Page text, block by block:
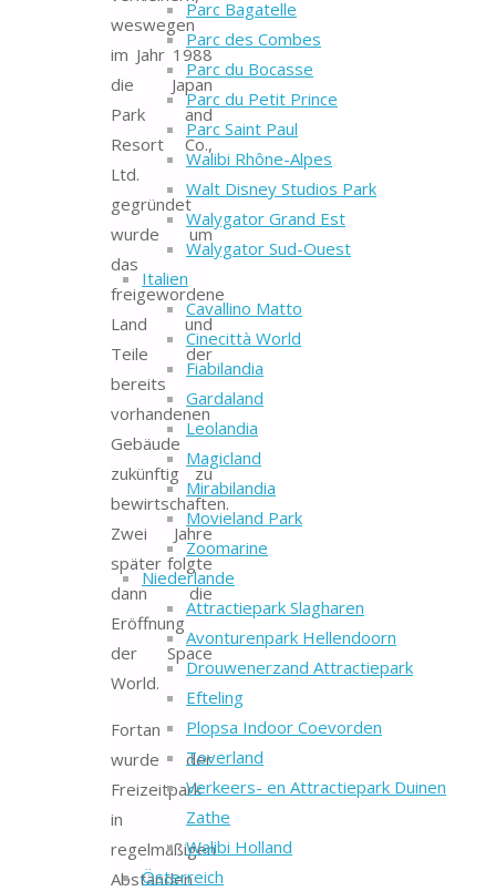
Parc Bagatelle
Parc des Combes
Parc du Bocasse
Parc du Petit Prince
Parc Saint Paul
Walibi Rhône-Alpes
Walt Disney Studios Park
Walygator Grand Est
Walygator Sud-Ouest
Italien
Cavallino Matto
Cinecittà World
Fiabilandia
Gardaland
Leolandia
Magicland
Mirabilandia
Movieland Park
Zoomarine
Niederlande
Attractiepark Slagharen
Avonturenpark Hellendoorn
Drouwenerzand Attractiepark
Efteling
Plopsa Indoor Coevorden
Toverland
Verkeers- en Attractiepark Duinen
Zathe
Walibi Holland
Österreich
weswegen
im Jahr 1988
die Japan
Park and
Resort Co.,
Ltd.
gegründet
wurde um
das
freigewordene
Land und
Teile der
bereits
vorhandenen
Gebäude
zukünftig zu
bewirtschaften.
Zwei Jahre
später folgte
dann die
Eröffnung
der Space
World.
Fortan
wurde der
Freizeitpark
in
regelmäßigen
Abständen